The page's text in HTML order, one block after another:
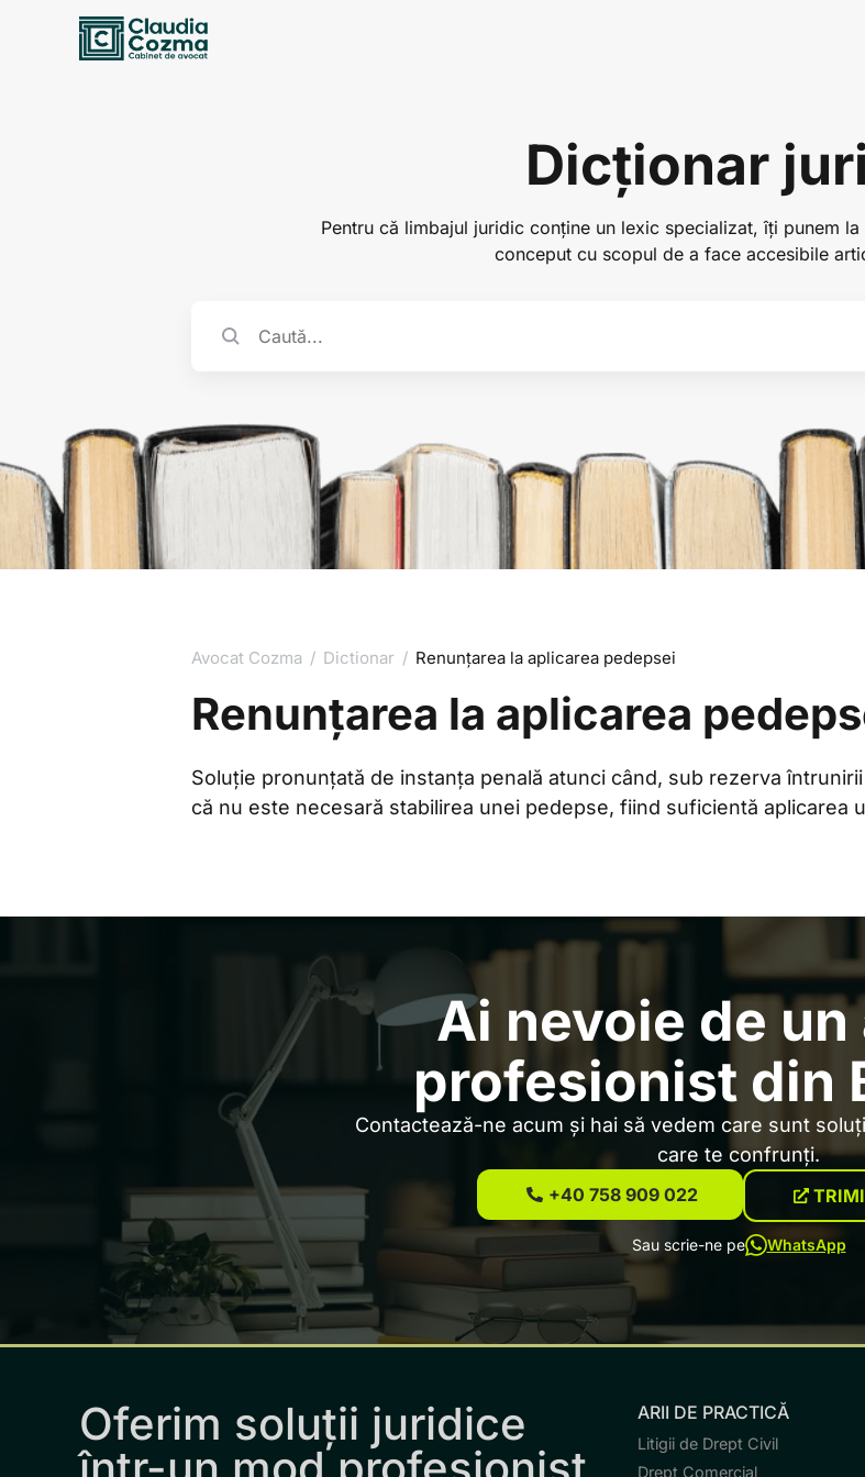
Dicționar
Pentru că limbajul juridic conține un lexic specializat, îți punem
conceput cu scopul de a face accesibile
Avocat Cozma / Dictionar / Renunțarea la aplicarea pedepsei
Renunțarea la aplicarea
Soluție pronunțată de instanța penală atunci când, sub rezerva
că nu este necesară stabilirea unei pedepse, fiind suficientă aplicarea
Ai nevoie de
profesionist din
Contactează-ne acum și hai să vedem care sunt
care te confrunți.
+40 758 909 022
Sau scrie-ne pe WhatsApp
Oferim soluții juridice
ARII DE PRACTICĂ
Litigii de Drept Civil
Drept Comercial